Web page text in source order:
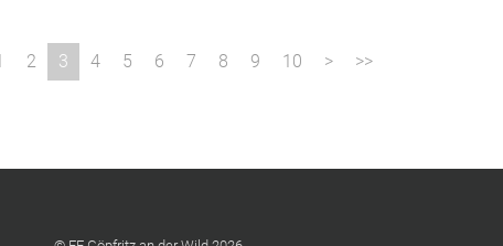
2 3 4 5 6 7 8 9 10